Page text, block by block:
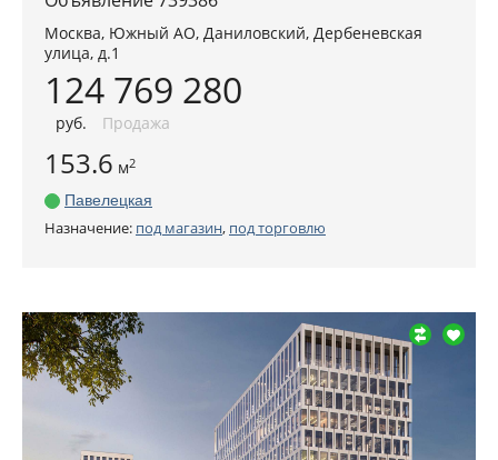
Москва, Южный АО, Даниловский, Дербеневская
улица, д.1
124 769 280
руб. Продажа
153.6 м2
Павелецкая
Назначение: под магазин, под торговлю